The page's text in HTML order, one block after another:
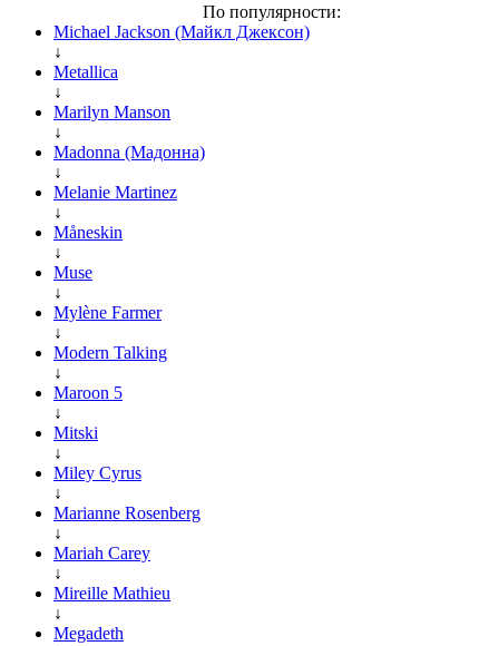
По популярности:
Michael Jackson (Майкл Джексон)
↓
Metallica
↓
Marilyn Manson
↓
Madonna (Мадонна)
↓
Melanie Martinez
↓
Måneskin
↓
Muse
↓
Mylène Farmer
↓
Modern Talking
↓
Maroon 5
↓
Mitski
↓
Miley Cyrus
↓
Marianne Rosenberg
↓
Mariah Carey
↓
Mireille Mathieu
↓
Megadeth